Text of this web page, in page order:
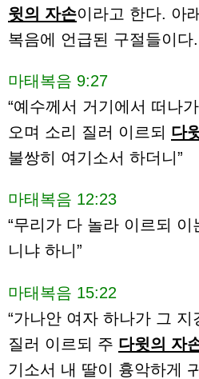
윗의 자손이라고 한다. 아
복음에 언급된 구절들이다.
마태복음 9:27
“예수께서 거기에서 떠나
오며 소리 질러 이르되 다
불쌍히 여기소서 하더니”
마태복음 12:23
“무리가 다 놀라 이르되 이
니냐 하니”
마태복음 15:22
“가나안 여자 하나가 그 지
질러 이르되 주 다윗의 자
기소서 내 딸이 흉악하게